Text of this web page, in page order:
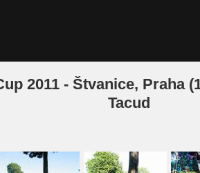
2011 - Štvanice, Praha
Tacud